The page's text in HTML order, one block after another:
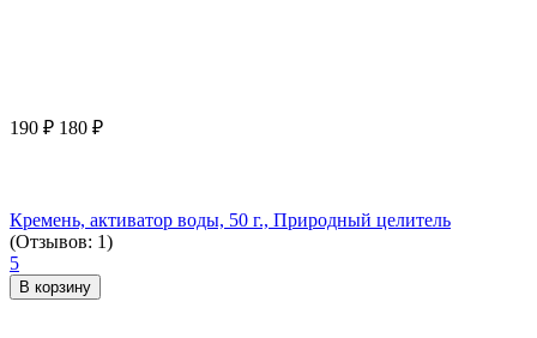
190 ₽ 180 ₽
Кремень, активатор воды, 50 г., Природный целитель
(Отзывов: 1)
5
В корзину